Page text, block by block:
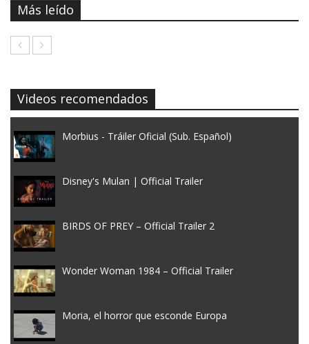
Más leído
Videos recomendados
Morbius - Tráiler Oficial (Sub. Español)
Disney's Mulan | Official Trailer
BIRDS OF PREY – Official Trailer 2
Wonder Woman 1984 – Official Trailer
Moria, el horror que esconde Europa